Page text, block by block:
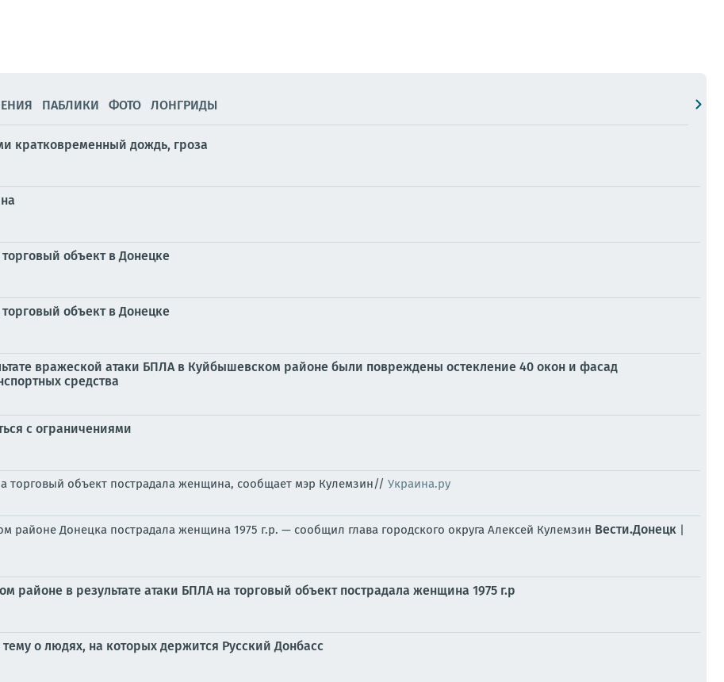
ПАБЛИКИ ФОТО ЛОНГРИДЫ
кратковременный дождь, гроза
объект в Донецке
объект в Донецке
вражеской атаки БПЛА в Куйбышевском районе были повреждены остекление 40 окон и фасад
средства
с ограничениями
торговый объект пострадала женщина, сообщает мэр Кулемзин// Украина.ру
районе Донецка пострадала женщина 1975 г.р. — сообщил глава городского округа Алексей Кулемзин Вести.Донецк |
в результате атаки БПЛА на торговый объект пострадала женщина 1975 г.р
о людях, на которых держится Русский Донбасс